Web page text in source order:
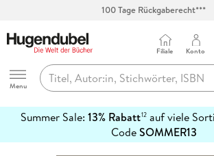
100 Tage Rückgaberecht***
Hugendubel
Menu
Filiale Konto
Summer Sale: 13% Rabatt12auf viele
CodeSOMMER13
erfahren